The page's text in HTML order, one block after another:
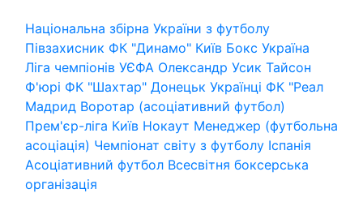
Національна збірна України з футболу
Півзахисник ФК "Динамо" Київ Бокс Україна
Ліга чемпіонів УЄФА Олександр Усик Тайсон
Ф'юрі ФК "Шахтар" Донецьк Українці ФК "Реал
Мадрид Воротар (асоціативний футбол)
Прем'єр-ліга Київ Нокаут Менеджер (футбольна
асоціація) Чемпіонат світу з футболу Іспанія
Асоціативний футбол Всесвітня боксерська
організація